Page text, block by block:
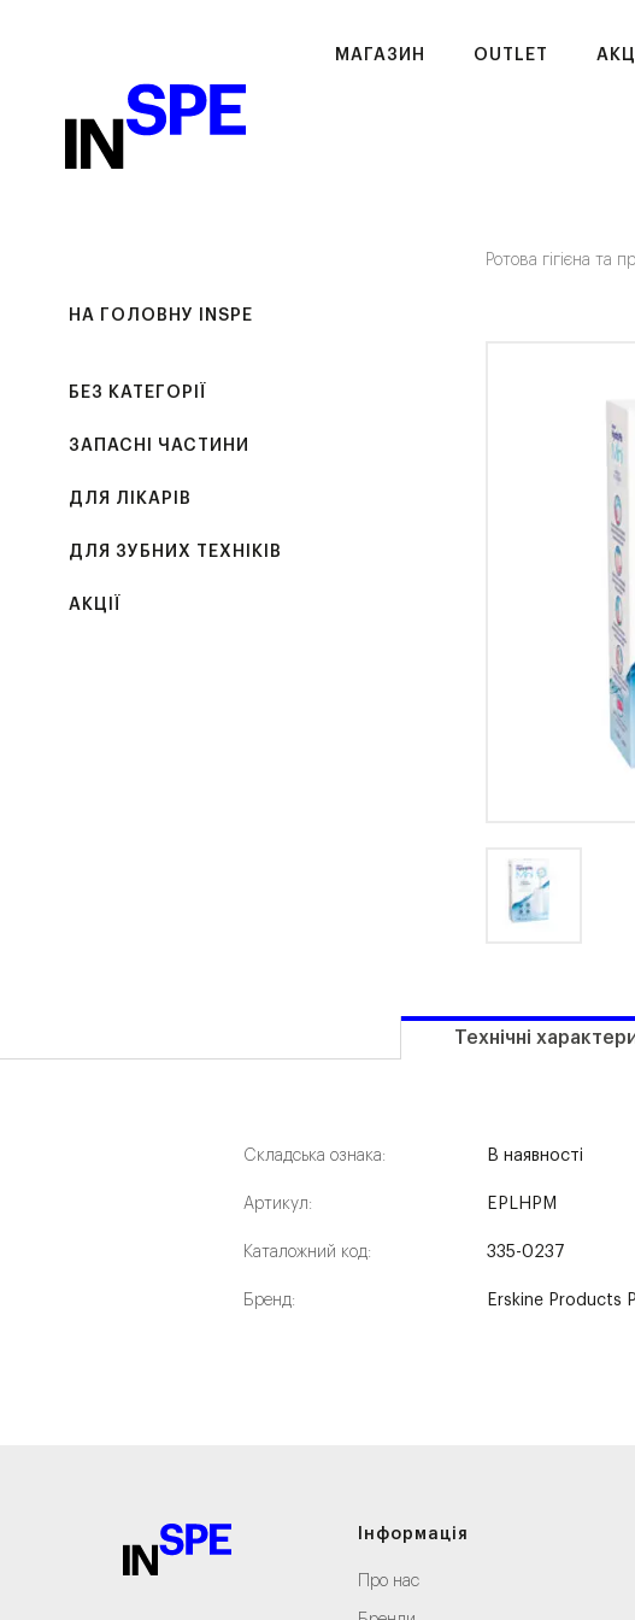
МАГАЗИН OUTLET
НА ГОЛОВНУ INSPE
БЕЗ КАТЕГОРІЇ
ЗАПАСНІ ЧАСТИНИ
ДЛЯ ЛІКАРІВ
ДЛЯ ЗУБНИХ ТЕХНІКІВ
АКЦІЇ
Ротова гігієна та
Технічні
Складська ознака:
Артикул:
Каталожний код:
Бренд:
В наявності
EPLHPM
335-0237
Erskine Products
Інформація
Про нас